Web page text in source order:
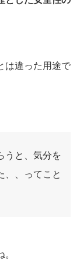
は違った用途で
うと、気分を
、、ってこと